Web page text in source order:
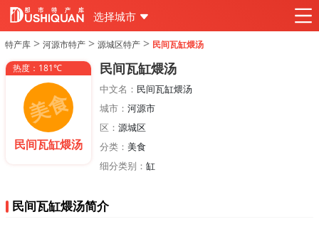
选择城市
特产库 > 河源市特产 > 源城区特产 > 民间瓦缸煨汤
热度：181℃
民间瓦缸煨汤
民间瓦缸煨汤
中文名： 民间瓦缸煨汤
城市： 河源市
区： 源城区
分类： 美食
细分类别： 缸
民间瓦缸煨汤简介